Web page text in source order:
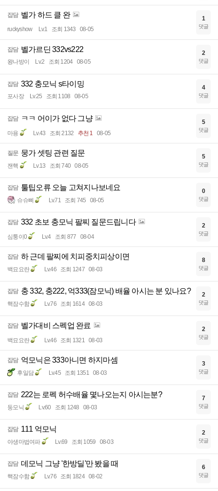
잡담 벨가 하드 클 완
ruckyshow Lv.1 조회 1343 08-05
1
댓글
잡담 벨가르딘 332vs222
왕나방이 Lv.2 조회 1204 08-05
2
댓글
잡담 332 충모닉 s타이밍
포사장 Lv.25 조회 1108 08-05
4
댓글
잡담 ㅋㅋ 어이가 없다 그냥
마용 Lv.43 조회 2132 추천 1 08-05
5
댓글
질문 뭉가 셋팅 관련 질문
잰핵 Lv.13 조회 740 08-05
5
댓글
잡담 툴팁오류 오늘 고쳐지나보네요
슈슈삐 Lv.71 조회 745 08-05
0
댓글
잡담 332 초보 충모닉 팔찌 질문드립니다
심퉁이0 Lv.4 조회 877 08-04
2
댓글
잡담 하 근데 팔찌에 치피중치피상이면
백묘요란 Lv.46 조회 1247 08-03
8
댓글
잡담 충 332, 충222, 억333(잠모닉) 배율 아시는 분 있나요?
핵잠수함 Lv.76 조회 1614 08-03
2
댓글
잡담 벨가대비 스펙업 완료
백묘요란 Lv.46 조회 1321 08-03
2
댓글
잡담 억모닉은 333아니면 하지마셈
후일담 Lv.45 조회 1351 08-03
3
댓글
잡담 222는 로펙 허수배율 몇나오는지 아시는분?
둥모닉 Lv.60 조회 1248 08-03
7
댓글
잡담 111 억모닉
야생마법여파 Lv.69 조회 1059 08-03
2
댓글
잡담 데모닉 그냥 '한방딜'만 봤을 때
핵잠수함 Lv.76 조회 1824 08-02
6
댓글